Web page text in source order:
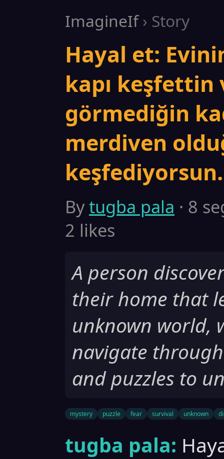
ImagineIf› Story
Hayal et:
kapı keşfettin
görmediğin
merdiven
keşfediyorsun.
Bytugba pala · 8
2 likes
A person
their home that
unknown world,
navigate
and puzzles to
mystery puzzle fear survival unknown
tugba pala: